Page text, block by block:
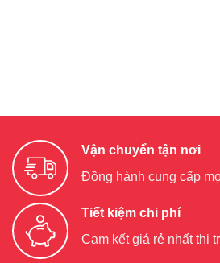
Vận chuyển tận nơi
Đồng hành cung cấp
Tiết kiệm chi phí
Cam kết giá rẻ nhất thị